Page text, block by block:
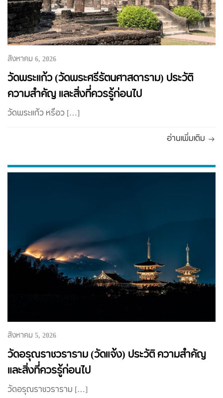
สิงหาคม 6, 2026
วัดพระแก้ว (วัดพระศรีรัตนศาสดาราม) ประวัติ
ความสำคัญ และสิ่งที่ควรรู้ก่อนไป
วัดพระแก้ว หรือว […]
อ่านเพิ่มเติม
สิงหาคม 5, 2026
วัดอรุณราชวราราม (วัดแจ้ง) ประวัติ ความสำคัญ
และสิ่งที่ควรรู้ก่อนไป
วัดอรุณราชวราราม […]